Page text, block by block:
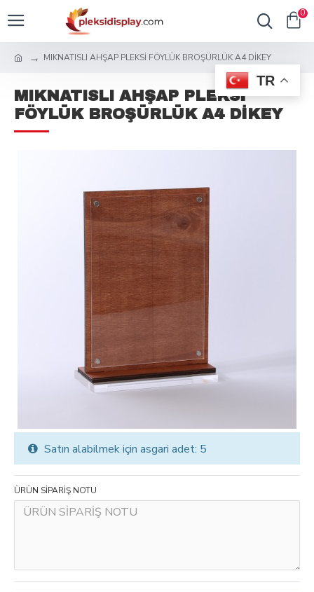
TR
0
MIKNATISLI AHŞAP PLEKSİ FÖYLÜK BROŞÜRLÜK A4 DİKEY
MIKNATISLI AHŞAP PLEKSİ
FÖYLÜK BROŞÜRLÜK A4 DİKEY
ÜRÜN SİPARİŞ NOTU
Satın alabilmek için asgari adet: 5